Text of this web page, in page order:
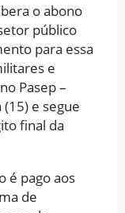
o abono
público
para essa
e
Pasep –
e segue
final da
é pago aos
de